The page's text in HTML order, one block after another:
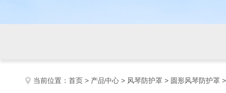
当前位置： 首页 > 产品中心 > 风琴防护罩 > 圆形风琴防护罩